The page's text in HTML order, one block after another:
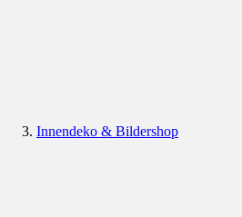
Innendeko & Bildershop